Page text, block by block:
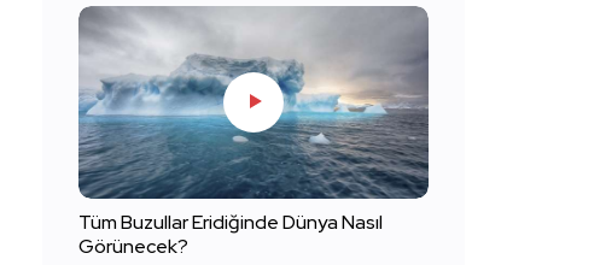
Tüm Buzullar Eridiğinde Dünya Nasıl
Görünecek?